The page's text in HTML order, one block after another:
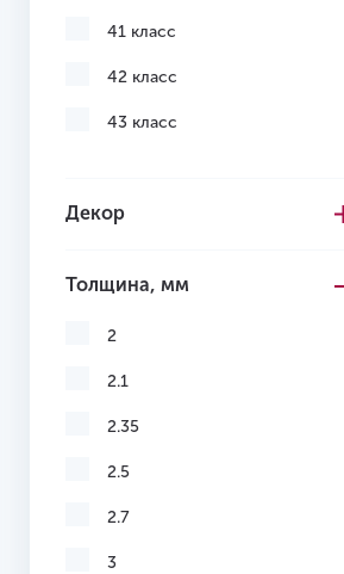
41 класс
42 класс
43 класс
Декор
Толщина, мм
2
2.1
2.35
2.5
2.7
3